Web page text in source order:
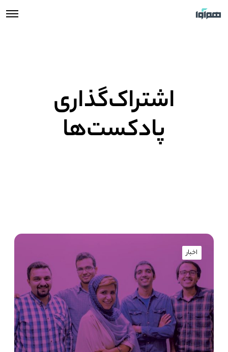
اشتراک‌گذاری
پادکست‌ها
اخبار